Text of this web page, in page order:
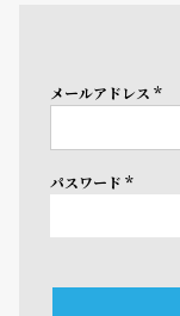
メールアドレス
(必
パスワード
(必